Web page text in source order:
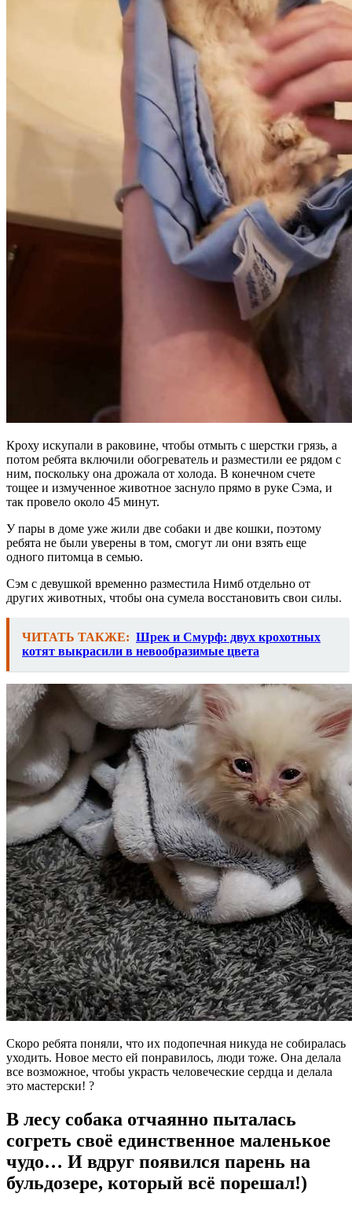
Кроху искупали в раковине, чтобы отмыть с шерстки грязь, а
потом ребята включили обогреватель и разместили ее рядом с
ним, поскольку она дрожала от холода. В конечном счете
тощее и измученное животное заснуло прямо в руке Сэма, и
так провело около 45 минут.
У пары в доме уже жили две собаки и две кошки, поэтому
ребята не были уверены в том, смогут ли они взять еще
одного питомца в семью.
Сэм с девушкой временно разместила Нимб отдельно от
других животных, чтобы она сумела восстановить свои силы.
ЧИТАТЬ ТАКЖЕ: Шрек и Смурф: двух крохотных
котят выкрасили в невообразимые цвета
Скоро ребята поняли, что их подопечная никуда не собиралась
уходить. Новое место ей понравилось, люди тоже. Она делала
все возможное, чтобы украсть человеческие сердца и делала
это мастерски! ?
В лесу собака отчаянно пыталась
согреть своё единственное маленькое
чудо… И вдруг появился парень на
бульдозере, который всё порешал!)